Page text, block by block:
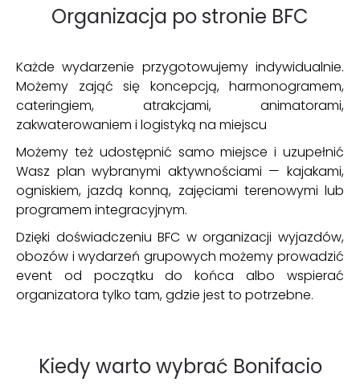
Organizacja po stronie BFC
Każde wydarzenie przygotowujemy indywidualnie.
Możemy zająć się koncepcją, harmonogramem,
cateringiem, atrakcjami, animatorami,
zakwaterowaniem i logistyką na miejscu
Możemy też udostępnić samo miejsce i uzupełnić
Wasz plan wybranymi aktywnościami — kajakami,
ogniskiem, jazdą konną, zajęciami terenowymi lub
programem integracyjnym.
Dzięki doświadczeniu BFC w organizacji wyjazdów,
obozów i wydarzeń grupowych możemy prowadzić
event od początku do końca albo wspierać
organizatora tylko tam, gdzie jest to potrzebne.
Kiedy warto wybrać Bonifacio